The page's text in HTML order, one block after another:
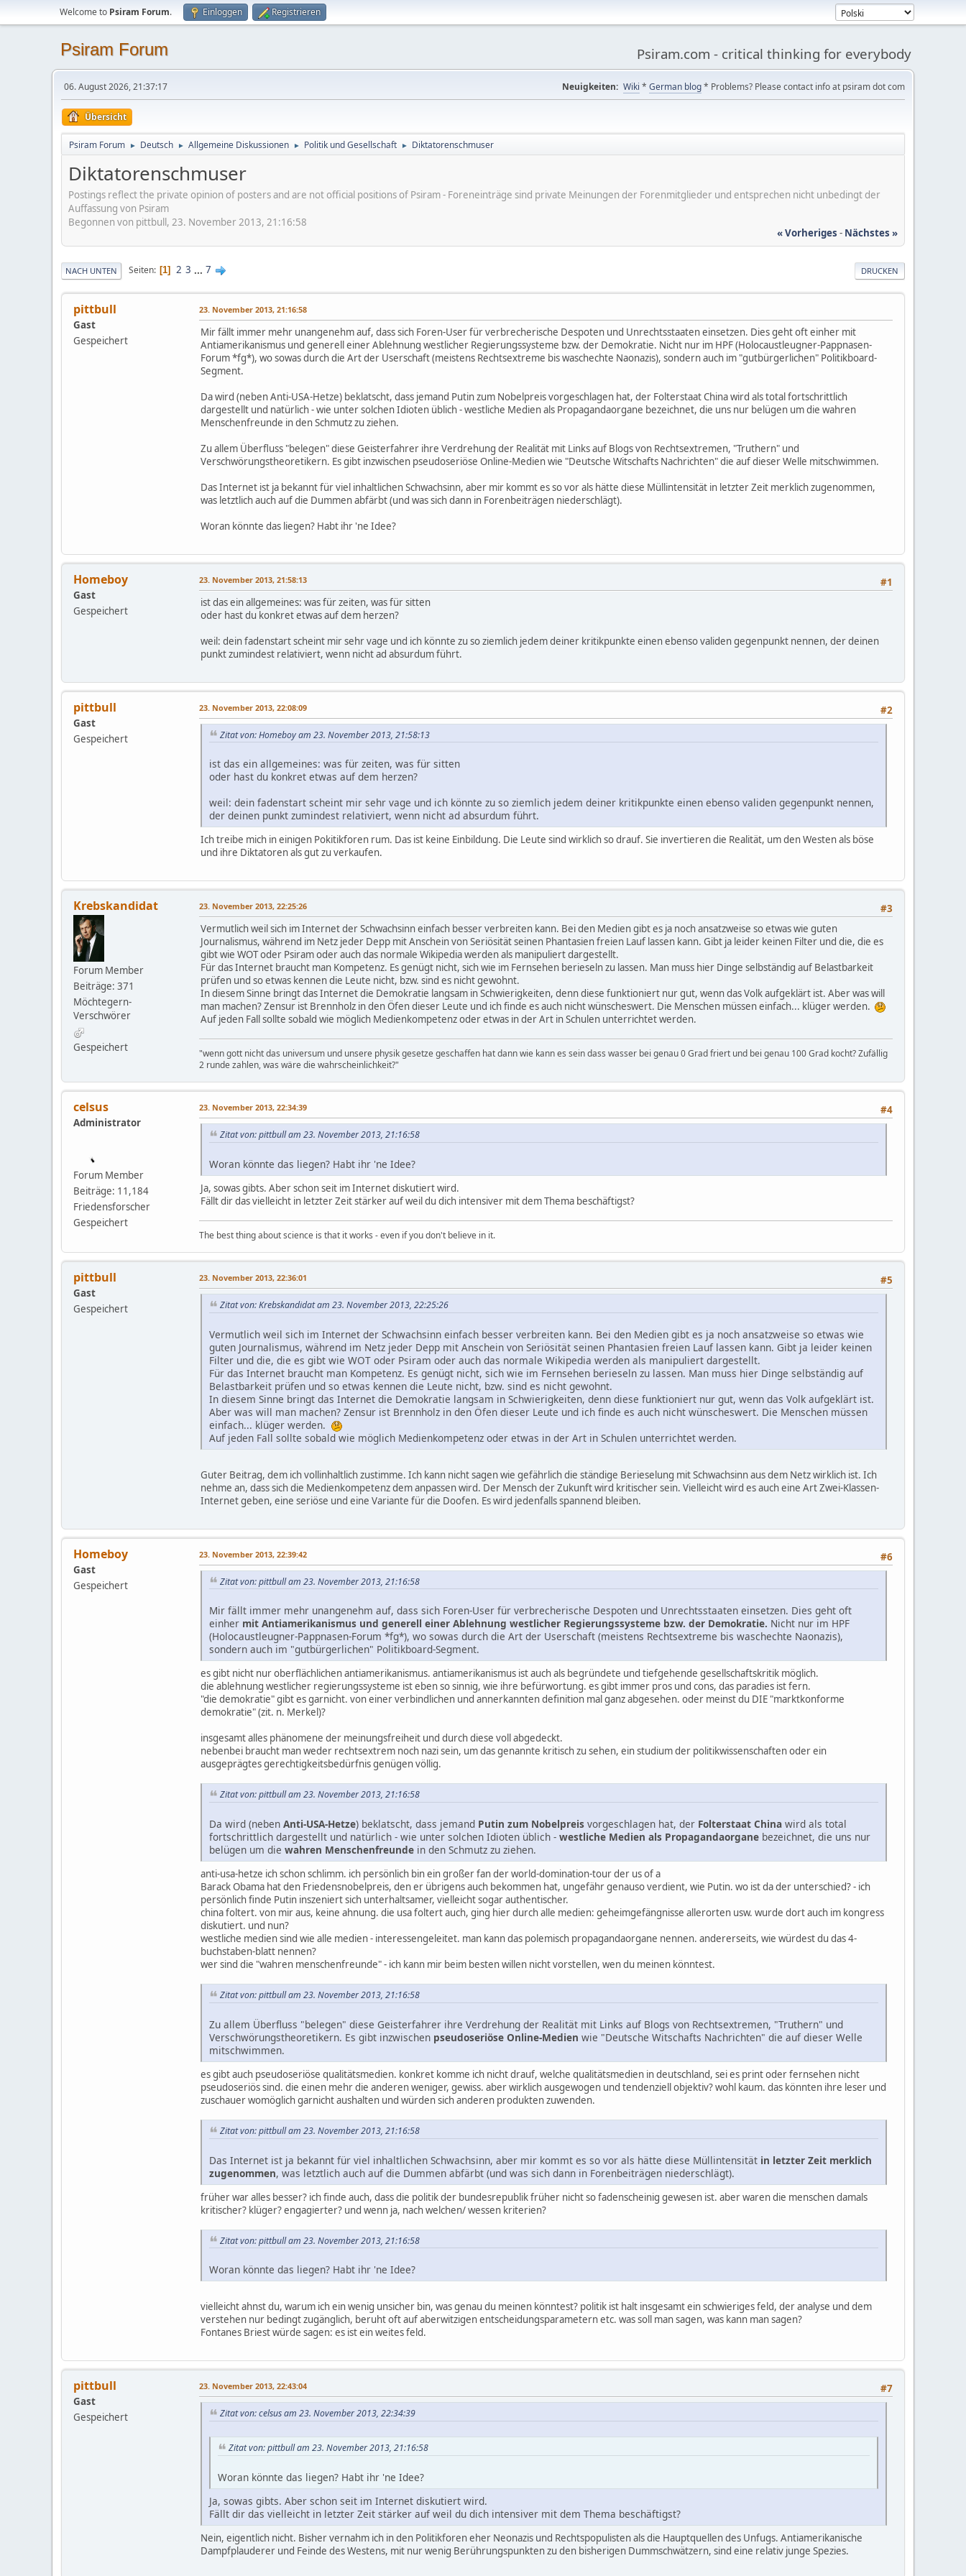
Welcome to Psiram Forum. Einloggen Registrieren
Psiram Forum Psiram.com - critical thinking for everybody
06. August 2026, 21:37:17 Neuigkeiten: Wiki * German blog* Problems? Please contact info at psiram dot com
Übersicht
Psiram Forum ► Deutsch ► Allgemeine Diskussionen ► Politik und Gesellschaft ► Diktatorenschmuser
Diktatorenschmuser
Postings reflect the private opinion of posters and are not official positions of Psiram - Foreneinträge sind private Meinungen der Forenmitglieder und entsprechen nicht unbedingt der
Auffassung von Psiram
Begonnen von pittbull, 23. November 2013, 21:16:58
« Vorheriges - Nächstes »
DRUCKEN
NACH UNTEN Seiten 1 2 3 ... 7
pittbull
Gast
Gespeichert
23. November 2013, 21:16:58
Mir fällt immer mehr unangenehm auf, dass sich Foren-User für verbrecherische Despoten und Unrechtsstaaten einsetzen. Dies geht oft einher mit
Antiamerikanismus und generell einer Ablehnung westlicher Regierungssysteme bzw. der Demokratie. Nicht nur im HPF (Holocaustleugner-Pappnasen-
Forum *fg*), wo sowas durch die Art der Userschaft (meistens Rechtsextreme bis waschechte Naonazis), sondern auch im "gutbürgerlichen" Politikboard-
Segment.
Da wird (neben Anti-USA-Hetze) beklatscht, dass jemand Putin zum Nobelpreis vorgeschlagen hat, der Folterstaat China wird als total fortschrittlich
dargestellt und natürlich - wie unter solchen Idioten üblich - westliche Medien als Propagandaorgane bezeichnet, die uns nur belügen um die wahren
Menschenfreunde in den Schmutz zu ziehen.
Zu allem Überfluss "belegen" diese Geisterfahrer ihre Verdrehung der Realität mit Links auf Blogs von Rechtsextremen, "Truthern" und
Verschwörungstheoretikern. Es gibt inzwischen pseudoseriöse Online-Medien wie "Deutsche Witschafts Nachrichten" die auf dieser Welle mitschwimmen.
Das Internet ist ja bekannt für viel inhaltlichen Schwachsinn, aber mir kommt es so vor als hätte diese Müllintensität in letzter Zeit merklich zugenommen,
was letztlich auch auf die Dummen abfärbt (und was sich dann in Forenbeiträgen niederschlägt).
Woran könnte das liegen? Habt ihr 'ne Idee?
Homeboy
Gast
Gespeichert
#1
23. November 2013, 21:58:13
ist das ein allgemeines: was für zeiten, was für sitten
oder hast du konkret etwas auf dem herzen?
weil: dein fadenstart scheint mir sehr vage und ich könnte zu so ziemlich jedem deiner kritikpunkte einen ebenso validen gegenpunkt nennen, der deinen
punkt zumindest relativiert, wenn nicht ad absurdum führt.
pittbull
Gast
Gespeichert
#2
23. November 2013, 22:08:09
Zitat von: Homeboy am 23. November 2013, 21:58:13
ist das ein allgemeines: was für zeiten, was für sitten
oder hast du konkret etwas auf dem herzen?
weil: dein fadenstart scheint mir sehr vage und ich könnte zu so ziemlich jedem deiner kritikpunkte einen ebenso validen gegenpunkt nennen,
der deinen punkt zumindest relativiert, wenn nicht ad absurdum führt.
Ich treibe mich in einigen Pokitikforen rum. Das ist keine Einbildung. Die Leute sind wirklich so drauf. Sie invertieren die Realität, um den Westen als böse
und ihre Diktatoren als gut zu verkaufen.
Krebskandidat
Forum Member
Beiträge: 371
Möchtegern-
Verschwörer
Gespeichert
#3
23. November 2013, 22:25:26
Vermutlich weil sich im Internet der Schwachsinn einfach besser verbreiten kann. Bei den Medien gibt es ja noch ansatzweise so etwas wie guten
Journalismus, während im Netz jeder Depp mit Anschein von Seriösität seinen Phantasien freien Lauf lassen kann. Gibt ja leider keinen Filter und die, die es
gibt wie WOT oder Psiram oder auch das normale Wikipedia werden als manipuliert dargestellt.
Für das Internet braucht man Kompetenz. Es genügt nicht, sich wie im Fernsehen berieseln zu lassen. Man muss hier Dinge selbständig auf Belastbarkeit
prüfen und so etwas kennen die Leute nicht, bzw. sind es nicht gewohnt.
In diesem Sinne bringt das Internet die Demokratie langsam in Schwierigkeiten, denn diese funktioniert nur gut, wenn das Volk aufgeklärt ist. Aber was will
man machen? Zensur ist Brennholz in den Öfen dieser Leute und ich finde es auch nicht wünscheswert. Die Menschen müssen einfach... klüger werden.
Auf jeden Fall sollte sobald wie möglich Medienkompetenz oder etwas in der Art in Schulen unterrichtet werden.
"wenn gott nicht das universum und unsere physik gesetze geschaffen hat dann wie kann es sein dass wasser bei genau 0 Grad friert und bei genau 100 Grad kocht? Zufällig
2 runde zahlen, was wäre die wahrscheinlichkeit?"
celsus
Administrator
Forum Member
Beiträge: 11,184
Friedensforscher
Gespeichert
#4
23. November 2013, 22:34:39
Zitat von: pittbull am 23. November 2013, 21:16:58
Woran könnte das liegen? Habt ihr 'ne Idee?
Ja, sowas gibts. Aber schon seit im Internet diskutiert wird.
Fällt dir das vielleicht in letzter Zeit stärker auf weil du dich intensiver mit dem Thema beschäftigst?
The best thing about science is that it works - even if you don't believe in it.
pittbull
Gast
Gespeichert
#5
23. November 2013, 22:36:01
Zitat von: Krebskandidat am 23. November 2013, 22:25:26
Vermutlich weil sich im Internet der Schwachsinn einfach besser verbreiten kann. Bei den Medien gibt es ja noch ansatzweise so etwas wie
guten Journalismus, während im Netz jeder Depp mit Anschein von Seriösität seinen Phantasien freien Lauf lassen kann. Gibt ja leider keinen
Filter und die, die es gibt wie WOT oder Psiram oder auch das normale Wikipedia werden als manipuliert dargestellt.
Für das Internet braucht man Kompetenz. Es genügt nicht, sich wie im Fernsehen berieseln zu lassen. Man muss hier Dinge selbständig auf
Belastbarkeit prüfen und so etwas kennen die Leute nicht, bzw. sind es nicht gewohnt.
In diesem Sinne bringt das Internet die Demokratie langsam in Schwierigkeiten, denn diese funktioniert nur gut, wenn das Volk aufgeklärt ist.
Aber was will man machen? Zensur ist Brennholz in den Öfen dieser Leute und ich finde es auch nicht wünscheswert. Die Menschen müssen
einfach... klüger werden.
Auf jeden Fall sollte sobald wie möglich Medienkompetenz oder etwas in der Art in Schulen unterrichtet werden.
Guter Beitrag, dem ich vollinhaltlich zustimme. Ich kann nicht sagen wie gefährlich die ständige Berieselung mit Schwachsinn aus dem Netz wirklich ist. Ich
nehme an, dass sich die Medienkompetenz dem anpassen wird. Der Mensch der Zukunft wird kritischer sein. Vielleicht wird es auch eine Art Zwei-Klassen-
Internet geben, eine seriöse und eine Variante für die Doofen. Es wird jedenfalls spannend bleiben.
Homeboy
Gast
Gespeichert
#6
23. November 2013, 22:39:42
Zitat von: pittbull am 23. November 2013, 21:16:58
Mir fällt immer mehr unangenehm auf, dass sich Foren-User für verbrecherische Despoten und Unrechtsstaaten einsetzen. Dies geht oft
einher mit Antiamerikanismus und generell einer Ablehnung westlicher Regierungssysteme bzw. der Demokratie. Nicht nur im HPF
(Holocaustleugner-Pappnasen-Forum *fg*), wo sowas durch die Art der Userschaft (meistens Rechtsextreme bis waschechte Naonazis),
sondern auch im "gutbürgerlichen" Politikboard-Segment.
es gibt nicht nur oberflächlichen antiamerikanismus. antiamerikanismus ist auch als begründete und tiefgehende gesellschaftskritik möglich.
die ablehnung westlicher regierungssysteme ist eben so sinnig, wie ihre befürwortung. es gibt immer pros und cons, das paradies ist fern.
"die demokratie" gibt es garnicht. von einer verbindlichen und annerkannten definition mal ganz abgesehen. oder meinst du DIE "marktkonforme
demokratie" (zit. n. Merkel)?
insgesamt alles phänomene der meinungsfreiheit und durch diese voll abgedeckt.
nebenbei braucht man weder rechtsextrem noch nazi sein, um das genannte kritisch zu sehen, ein studium der politikwissenschaften oder ein
ausgeprägtes gerechtigkeitsbedürfnis genügen völlig.
Zitat von: pittbull am 23. November 2013, 21:16:58
Da wird (neben Anti-USA-Hetze) beklatscht, dass jemand Putin zum Nobelpreis vorgeschlagen hat, der Folterstaat China wird als total
fortschrittlich dargestellt und natürlich - wie unter solchen Idioten üblich - westliche Medien als Propagandaorgane bezeichnet, die uns nur
belügen um die wahren Menschenfreunde in den Schmutz zu ziehen.
anti-usa-hetze ich schon schlimm. ich persönlich bin ein großer fan der world-domination-tour der us of a
Barack Obama hat den Friedensnobelpreis, den er übrigens auch bekommen hat, ungefähr genauso verdient, wie Putin. wo ist da der unterschied? - ich
persönlich finde Putin inszeniert sich unterhaltsamer, vielleicht sogar authentischer.
china foltert. von mir aus, keine ahnung. die usa foltert auch, ging hier durch alle medien: geheimgefängnisse allerorten usw. wurde dort auch im kongress
diskutiert. und nun?
westliche medien sind wie alle medien - interessengeleitet. man kann das polemisch propagandaorgane nennen. andererseits, wie würdest du das 4-
buchstaben-blatt nennen?
wer sind die "wahren menschenfreunde" - ich kann mir beim besten willen nicht vorstellen, wen du meinen könntest.
Zitat von: pittbull am 23. November 2013, 21:16:58
Zu allem Überfluss "belegen" diese Geisterfahrer ihre Verdrehung der Realität mit Links auf Blogs von Rechtsextremen, "Truthern" und
Verschwörungstheoretikern. Es gibt inzwischen pseudoseriöse Online-Medien wie "Deutsche Witschafts Nachrichten" die auf dieser Welle
mitschwimmen.
es gibt auch pseudoseriöse qualitätsmedien. konkret komme ich nicht drauf, welche qualitätsmedien in deutschland, sei es print oder fernsehen nicht
pseudoseriös sind. die einen mehr die anderen weniger, gewiss. aber wirklich ausgewogen und tendenziell objektiv? wohl kaum. das könnten ihre leser und
zuschauer womöglich garnicht aushalten und würden sich anderen produkten zuwenden.
Zitat von: pittbull am 23. November 2013, 21:16:58
Das Internet ist ja bekannt für viel inhaltlichen Schwachsinn, aber mir kommt es so vor als hätte diese Müllintensität in letzter Zeit merklich
zugenommen, was letztlich auch auf die Dummen abfärbt (und was sich dann in Forenbeiträgen niederschlägt).
früher war alles besser? ich finde auch, dass die politik der bundesrepublik früher nicht so fadenscheinig gewesen ist. aber waren die menschen damals
kritischer? klüger? engagierter? und wenn ja, nach welchen/ wessen kriterien?
Zitat von: pittbull am 23. November 2013, 21:16:58
Woran könnte das liegen? Habt ihr 'ne Idee?
vielleicht ahnst du, warum ich ein wenig unsicher bin, was genau du meinen könntest? politik ist halt insgesamt ein schwieriges feld, der analyse und dem
verstehen nur bedingt zugänglich, beruht oft auf aberwitzigen entscheidungsparametern etc. was soll man sagen, was kann man sagen?
Fontanes Briest würde sagen: es ist ein weites feld.
pittbull
Gast
Gespeichert
#7
23. November 2013, 22:43:04
Zitat von: celsus am 23. November 2013, 22:34:39
Zitat von: pittbull am 23. November 2013, 21:16:58
Woran könnte das liegen? Habt ihr 'ne Idee?
Ja, sowas gibts. Aber schon seit im Internet diskutiert wird.
Fällt dir das vielleicht in letzter Zeit stärker auf weil du dich intensiver mit dem Thema beschäftigst?
Nein, eigentlich nicht. Bisher vernahm ich in den Politikforen eher Neonazis und Rechtspopulisten als die Hauptquellen des Unfugs. Antiamerikanische
Dampfplauderer und Feinde des Westens, mit nur wenig Berührungspunkten zu den bisherigen Dummschwätzern, sind eine relativ junge Spezies.